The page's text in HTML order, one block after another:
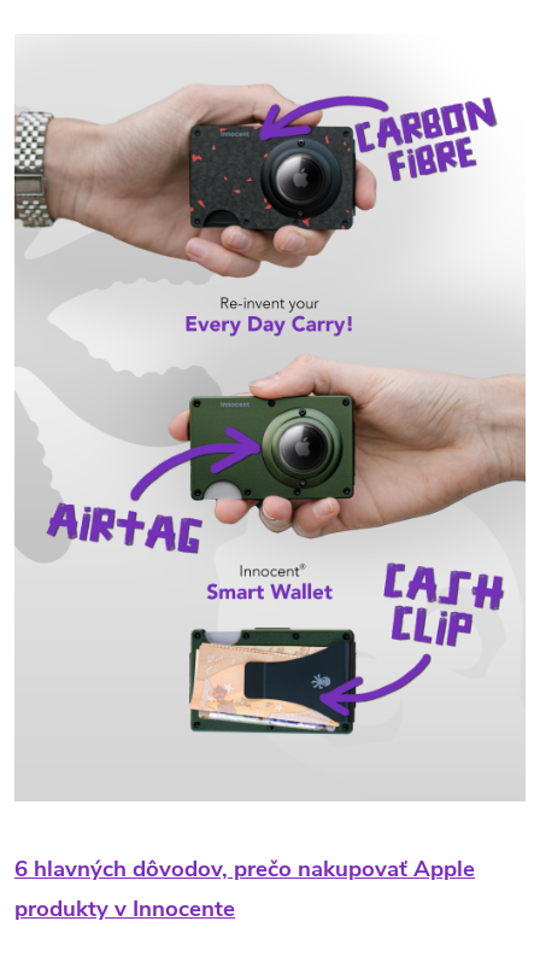
6 hlavných dôvodov, prečo nakupovať Apple
produkty v Innocente